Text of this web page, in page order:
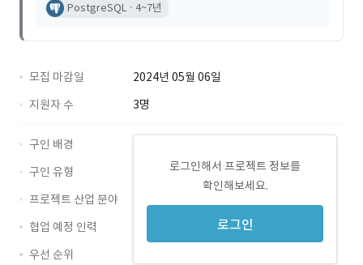
PostgreSQL 4~7년
모집 마감일
2024년 05월 06일
지원자 수
3명
로그인해서 프로젝트 정보를
확인해보세요.
로그인
구인 배경
구인 유형
프로젝트 산업 분야
협업 예정 인력
우선 순위